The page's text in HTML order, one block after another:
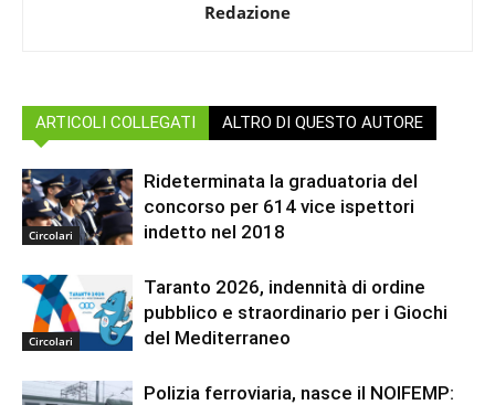
Redazione
ARTICOLI COLLEGATI ALTRO DI QUESTO AUTORE
Circolari
Rideterminata la graduatoria del
concorso per 614 vice ispettori
indetto nel 2018
Circolari
Taranto 2026, indennità di ordine
pubblico e straordinario per i Giochi
del Mediterraneo
Polizia ferroviaria, nasce il NOIFEMP: